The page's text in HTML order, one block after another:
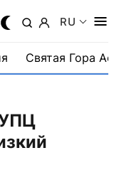
RU
Святая Гора